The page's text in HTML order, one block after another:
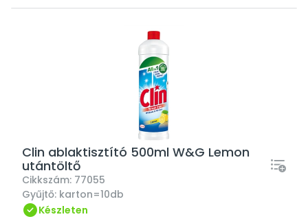
Clin ablaktisztító 500ml W&G Lemon
utántöltő
Cikkszám: 77055
Gyűjtő: karton=10db
Készleten